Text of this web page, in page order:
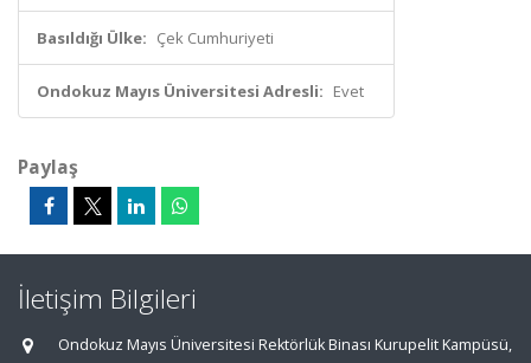
Basıldığı Ülke: Çek Cumhuriyeti
Ondokuz Mayıs Üniversitesi Adresli: Evet
Paylaş
İletişim Bilgileri
Ondokuz Mayıs Üniversitesi Rektörlük Binası Kurupelit Kampüsü,